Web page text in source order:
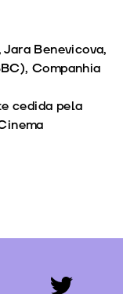
Benevicova,
Companhia
cedida pela
twitter